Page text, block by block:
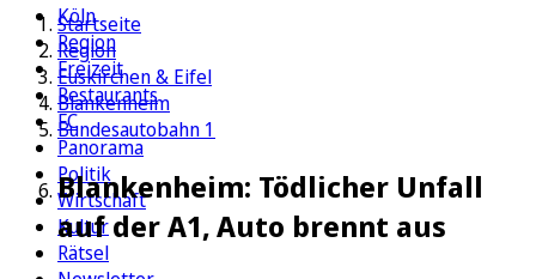
Köln
Region
Freizeit
Restaurants
FC
Panorama
Politik
Wirtschaft
Kultur
Rätsel
Startseite
Region
Euskirchen & Eifel
Blankenheim
Bundesautobahn 1
Blankenheim: Tödlicher Unfall
auf der A1, Auto brennt aus